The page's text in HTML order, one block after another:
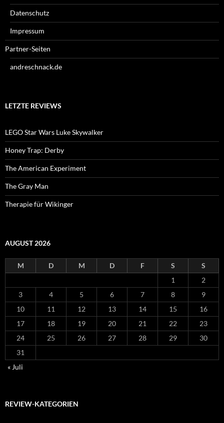
Datenschutz
Impressum
Partner-Seiten
andreschnack.de
LETZTE REVIEWS
LEGO Star Wars Luke Skywalker
Honey Trap: Derby
The American Experiment
The Gray Man
Therapie für Wikinger
AUGUST 2026
M D M D F S
S
1
2
3
4 5 6 7 8
9
10
11 12 13 14 15
16
17
18 19 20 21 22
23
24
25 26 27 28 29
30
31
« Juli
REVIEW-KATEGORIEN